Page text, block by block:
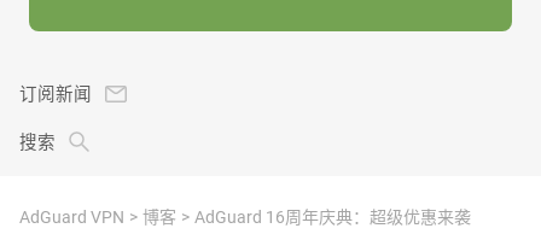
订阅新闻
搜索
AdGuard VPN 博客 AdGuard 16周年庆典：超级优惠来袭